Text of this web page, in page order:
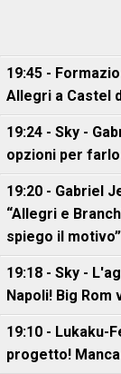
19:45 -
Allegri a Castel
19:24 - Sky -
opzioni per
19:20 - Gabriel
“Allegri e
spiego il motivo”
19:18 - Sky -
Napoli! Big
19:10 - Lukaku-
progetto!